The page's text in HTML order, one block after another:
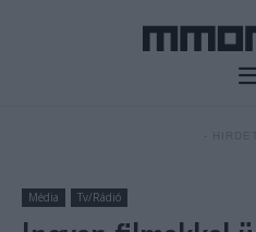
Média Tv/Rádió